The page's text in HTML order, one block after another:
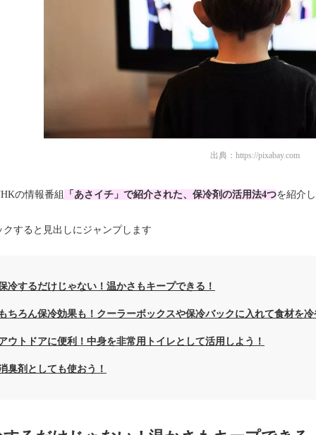
出典： https://pixabay.com
の情報番組 「あさイチ」で紹介された、保冷剤の活用法4つを紹介
すると見出しにジャンプします
冷するだけじゃない！温かさもキープできる！
ちろん保冷効果も！クーラーボックスや保冷バックに入れて食材を冷
ウトドアに便利！中身を非常用トイレとして活用しよう！
臭剤としても使おう！